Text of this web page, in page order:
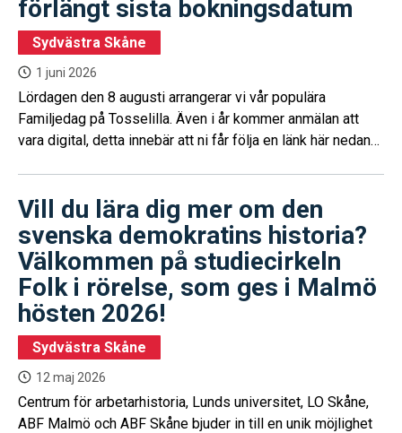
förlängt sista bokningsdatum
Sydvästra Skåne
1 juni 2026
Lördagen den 8 augusti arrangerar vi vår populära
Familjedag på Tosselilla. Även i år kommer anmälan att
vara digital, detta innebär att ni får följa en länk här nedan
Vill du lära dig mer om den
svenska demokratins historia?
Välkommen på studiecirkeln
Folk i rörelse, som ges i Malmö
hösten 2026!
Sydvästra Skåne
12 maj 2026
Centrum för arbetarhistoria, Lunds universitet, LO Skåne,
ABF Malmö och ABF Skåne bjuder in till en unik möjlighet